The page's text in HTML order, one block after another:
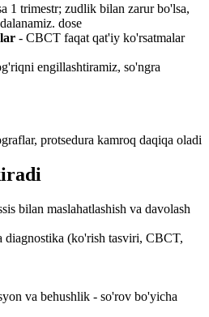
1 trimestr; zudlik bilan zarur bo'lsa,
dose
- CBCT faqat qat'iy ko'rsatmalar
engillashtiramiz, so'ngra
protsedura kamroq daqiqa oladi
bilan maslahatlashish va davolash
diagnostika (ko'rish tasviri, CBCT,
va behushlik - so'rov bo'yicha